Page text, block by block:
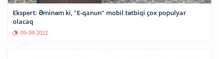
Ekspert: Əminəm ki, "E-qanun" mobil tətbiqi çox populyar
olacaq
09-09-2022